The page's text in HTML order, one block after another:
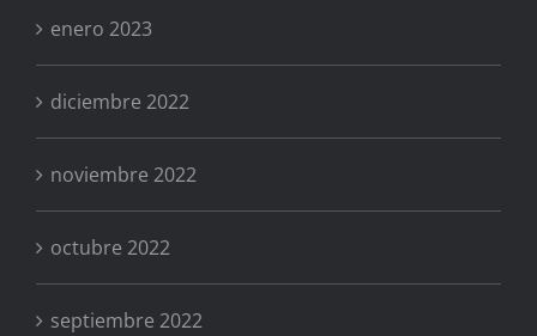
enero 2023
diciembre 2022
noviembre 2022
octubre 2022
septiembre 2022